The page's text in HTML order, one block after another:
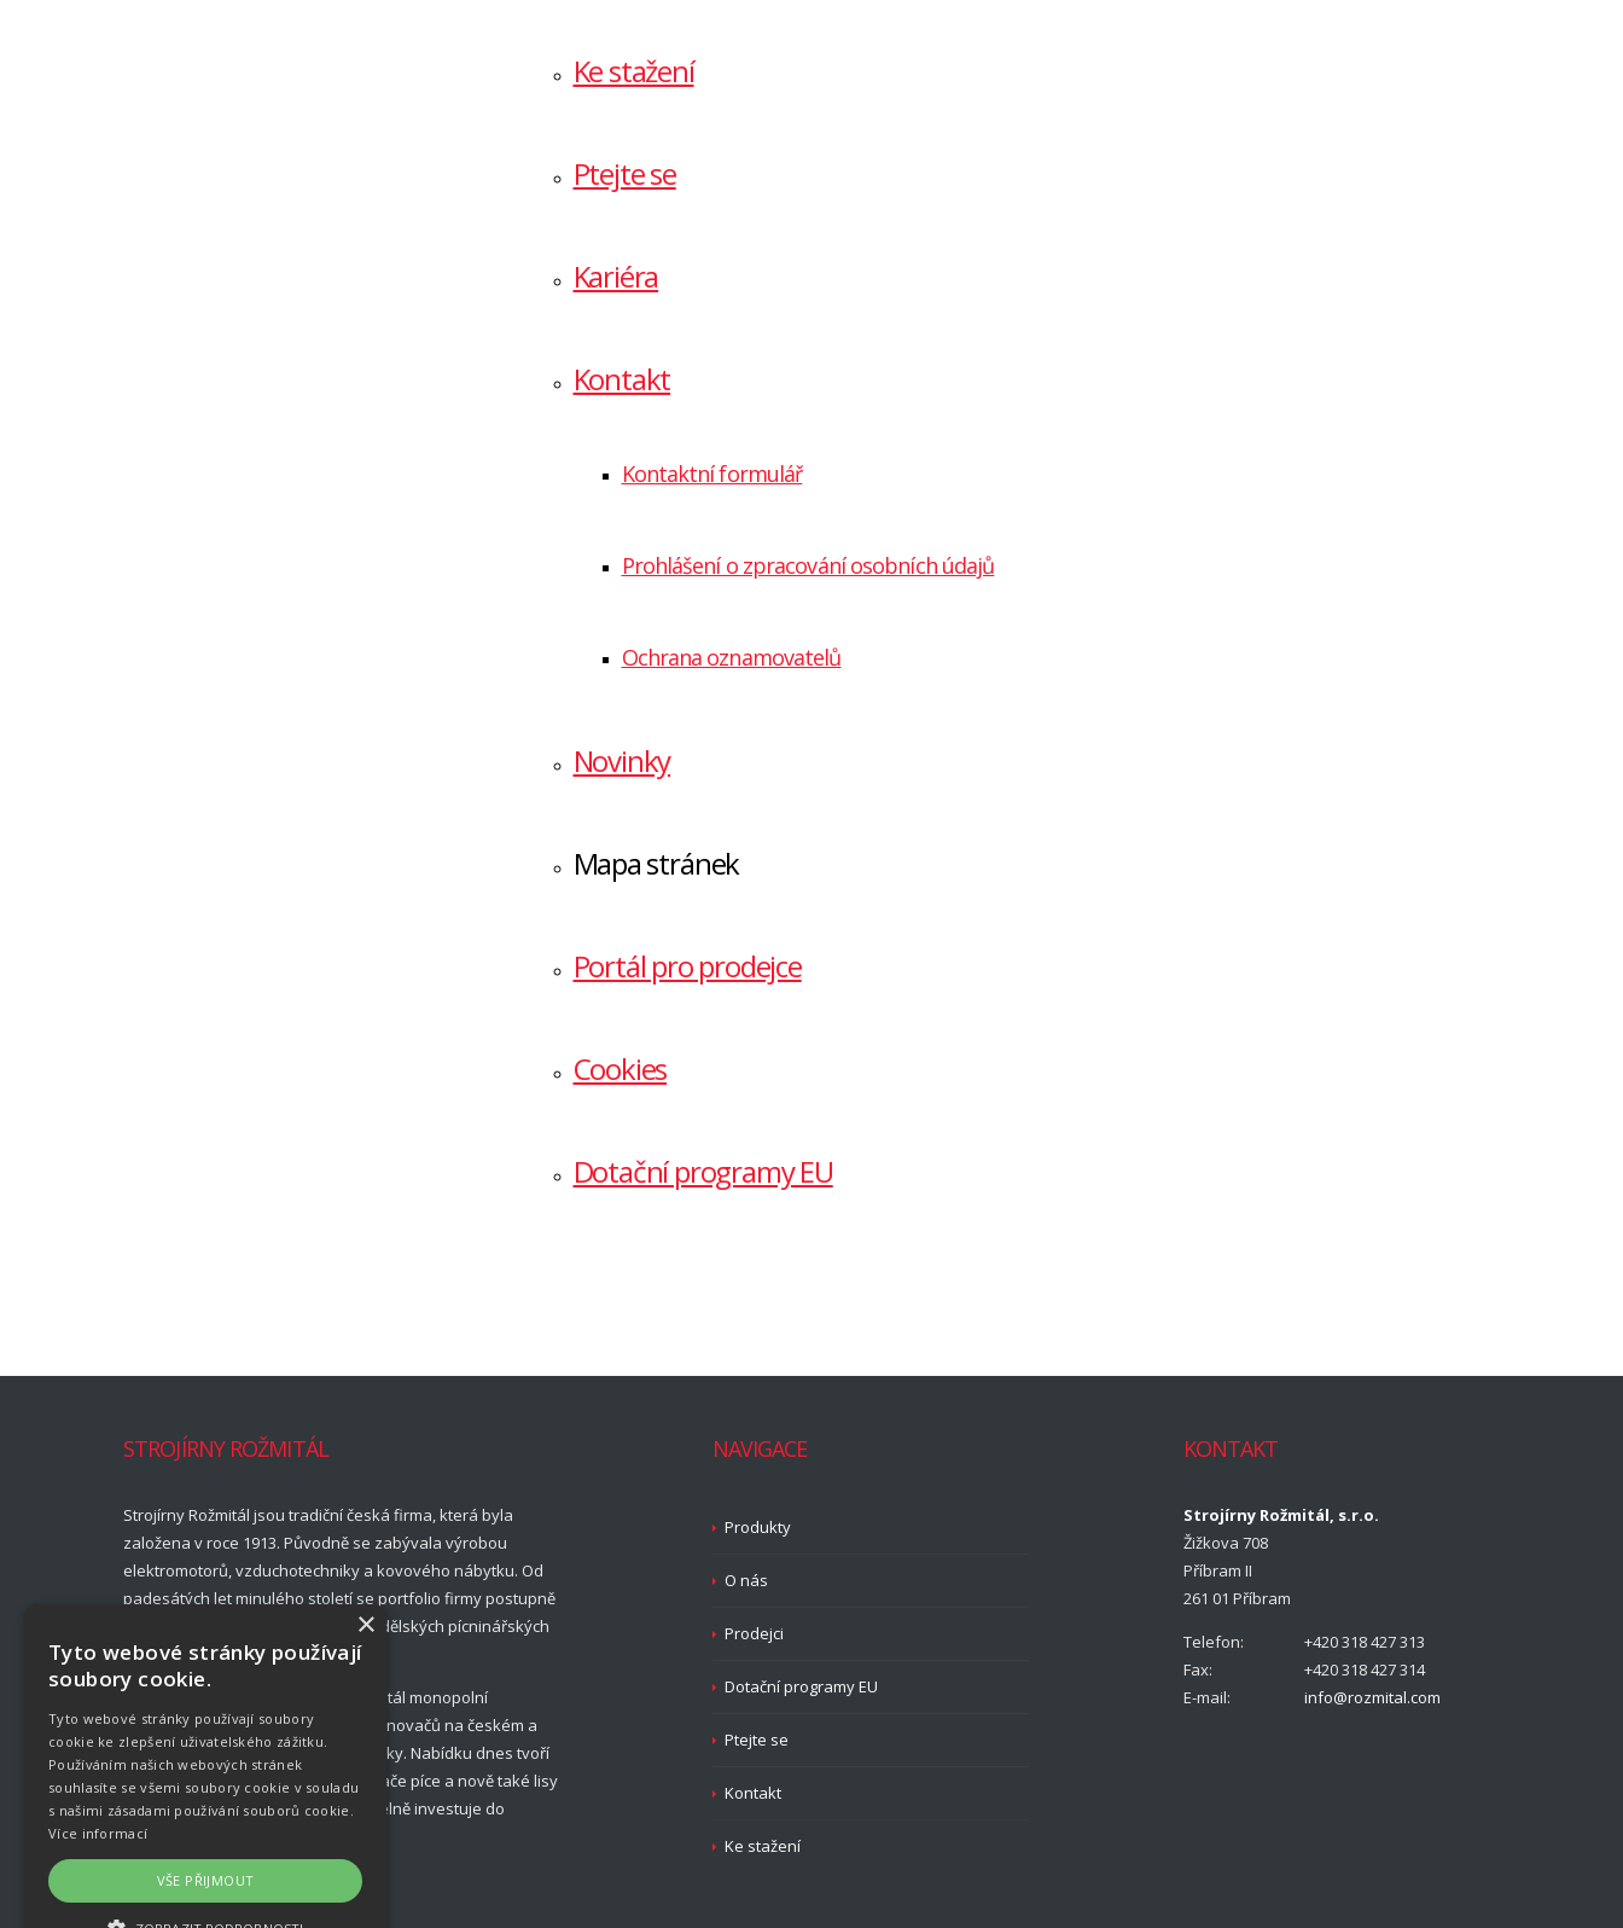
Ke stažení
Ptejte se
Kariéra
Kontakt
Kontaktní formulář
Prohlášení o zpracování osobních údajů
Ochrana oznamovatelů
Novinky
Mapa stránek
Portál pro prodejce
Cookies
Dotační programy EU
STROJÍRNY ROŽMITÁL
Strojírny Rožmitál jsou tradiční česká firma, která byla
založena v roce 1913. Původně se zabývala výrobou
elektromotorů, vzduchotechniky a kovového nábytku. Od
padesátých let minulého století se portfolio firmy postupně
rozšířilo a ustálilo na nabídce zemědělských pícninářských
strojů.
Až do roku 1989 měly Strojírny Rožmitál monopolní
postavení ve výrobě obracečů a shrnovačů na českém a
slovenském trhu zemědělské techniky. Nabídku dnes tvoří
diskové sekačky, obraceče, shrnovače píce a nově také lisy
na kulaté balíky. Společnost pravidelně investuje do
inovací a uvádění novinek.
NAVIGACE
Produkty
O nás
Prodejci
Dotační programy EU
Ptejte se
Kontakt
Ke stažení
KONTAKT
Strojírny Rožmitál, s.r.o.
Žižkova 708
Příbram II
261 01 Příbram
Telefon:
+420 318 427 313
Fax:
+420 318 427 314
E-mail:
info@rozmital.com
×
Tyto webové stránky používají
soubory cookie.
Tyto webové stránky používají soubory
cookie ke zlepšení uživatelského zážitku.
Používáním našich webových stránek
souhlasíte se všemi soubory cookie v souladu
s našimi zásadami používání souborů cookie.
Více informací
VŠE PŘIJMOUT